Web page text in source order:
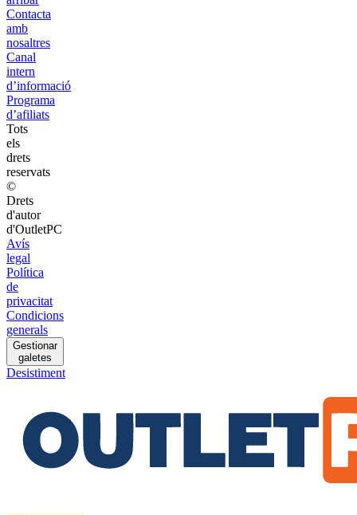
Contacta
amb
nosaltres
Canal
intern
d’informació
Programa
d’afiliats
Tots
els
drets
reservats
©
Drets
d'autor
d'OutletPC
Avís
legal
Política
de
privacitat
Condicions
generals
Gestionar
galetes
Desistiment